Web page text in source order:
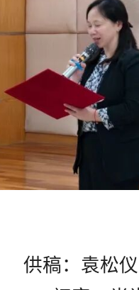
供稿：袁松